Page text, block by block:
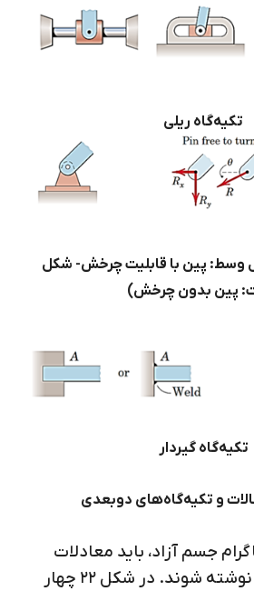
تکیه‌گاه ریلی
وسط: پین با قابلیت چرخش- شکل
پین بدون چرخش)
تکیه‌گاه گیردار
جسم آزاد، باید معادلات
تعادل مورد نیاز نوشته شوند. در شکل 22 چهار